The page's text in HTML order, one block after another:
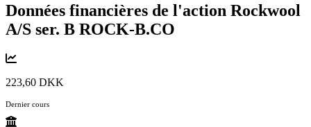
Données financières de l'action Rockwool
A/S ser. B ROCK-B.CO
223,60 DKK
Dernier cours